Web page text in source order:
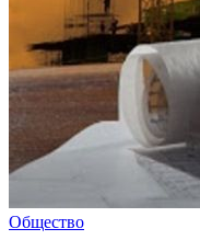
Общество